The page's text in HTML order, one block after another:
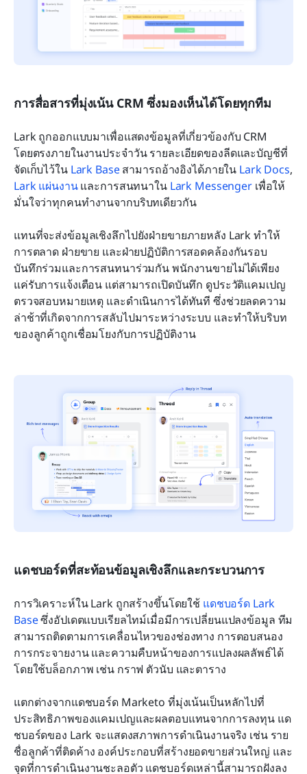
การสื่อสารที่มุ่งเน้น CRM ซึ่งมองเห็นได้โดยทุกทีม
Lark ถูกออกแบบมาเพื่อแสดงข้อมูลที่เกี่ยวข้องกับ CRM
โดยตรงภายในงานประจำวัน รายละเอียดของลีดและบัญชีที่
จัดเก็บไว้ใน Lark Base สามารถอ้างอิงได้ภายใน Lark Docs
Lark แผ่นงาน และการสนทนาใน Lark Messenger เพื่อให้
มั่นใจว่าทุกคนทำงานจากบริบทเดียวกัน
แทนที่จะส่งข้อมูลเชิงลึกไปยังฝ่ายขายภายหลัง Lark ทำให้
การตลาด ฝ่ายขาย และฝ่ายปฏิบัติการสอดคล้องกันรอบ
บันทึกร่วมและการสนทนาร่วมกัน พนักงานขายไม่ได้เพียง
แค่รับการแจ้งเตือน แต่สามารถเปิดบันทึก ดูประวัติแคมเปญ
ตรวจสอบหมายเหตุ และดำเนินการได้ทันที ซึ่งช่วยลดความ
ล่าช้าที่เกิดจากการสลับไปมาระหว่างระบบ และทำให้บริบท
ของลูกค้าถูกเชื่อมโยงกับการปฏิบัติงาน
แดชบอร์ดที่สะท้อนข้อมูลเชิงลึกและกระบวนการ
การวิเคราะห์ใน Lark ถูกสร้างขึ้นโดยใช้ แดชบอร์ด Lark
Base ซึ่งอัปเดตแบบเรียลไทม์เมื่อมีการเปลี่ยนแปลงข้อมูล ทีม
สามารถติดตามการเคลื่อนไหวของช่องทาง การตอบสนอง
การกระจายงาน และความคืบหน้าของการแปลงผลลัพธ์ได้
โดยใช้บล็อกภาพ เช่น กราฟ ตัวนับ และตาราง
แตกต่างจากแดชบอร์ด Marketo ที่มุ่งเน้นเป็นหลักไปที่
ประสิทธิภาพของแคมเปญและผลตอบแทนจากการลงทุน แด
ชบอร์ดของ Lark จะแสดงสภาพการดำเนินงานจริง เช่น ราย
ชื่อลูกค้าที่ติดค้าง องค์ประกอบที่สร้างยอดขายส่วนใหญ่ และ
จุดที่การดำเนินงานชะลอตัว แดชบอร์ดเหล่านี้สามารถฝังลง